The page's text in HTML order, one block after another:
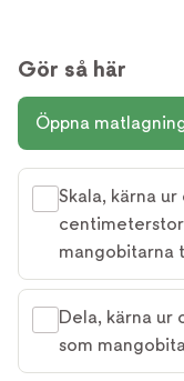
Gör så här
Öppna
Skala, kärna
mangobitarna
Dela, kärna ur
som